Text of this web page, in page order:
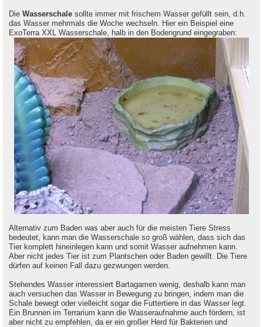
Die Wasserschale sollte immer mit frischem Wasser gefüllt sein, d.h.
das Wasser mehrmals die Woche wechseln. Hier ein Beispiel eine
ExoTerra XXL Wasserschale, halb in den Bodengrund eingegraben:
Alternativ zum Baden was aber auch für die meisten Tiere Stress
bedeutet, kann man die Wasserschale so groß wählen, dass sich das
Tier komplett hineinlegen kann und somit Wasser aufnehmen kann.
Aber nicht jedes Tier ist zum Plantschen oder Baden gewillt. Die Tiere
dürfen auf keinen Fall dazu gezwungen werden.
Stehendes Wasser interessiert Bartagamen wenig, deshalb kann man
auch versuchen das Wasser in Bewegung zu bringen, indem man die
Schale bewegt oder vielleicht sogar die Futtertiere in das Wasser legt.
Ein Brunnen im Terrarium kann die Wasseraufnahme auch fördern, ist
aber nicht zu empfehlen, da er ein großer Herd für Bakterien und